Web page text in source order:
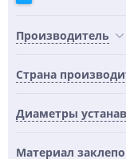
Производитель
Страна
Диаметры
Материал